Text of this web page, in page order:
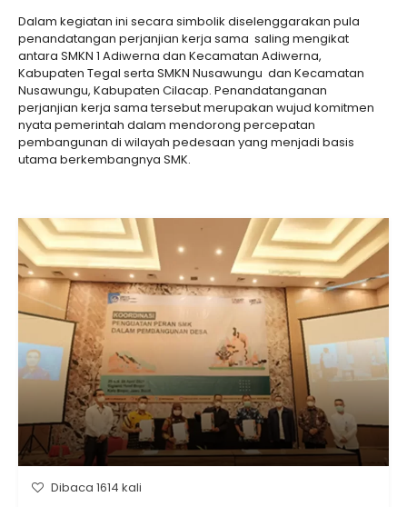
Dalam kegiatan ini secara simbolik diselenggarakan pula
penandatangan perjanjian kerja sama saling mengikat
antara SMKN 1 Adiwerna dan Kecamatan Adiwerna,
Kabupaten Tegal serta SMKN Nusawungu dan Kecamatan
Nusawungu, Kabupaten Cilacap. Penandatanganan
perjanjian kerja sama tersebut merupakan wujud komitmen
nyata pemerintah dalam mendorong percepatan
pembangunan di wilayah pedesaan yang menjadi basis
utama berkembangnya SMK.
Dibaca 1614 kali